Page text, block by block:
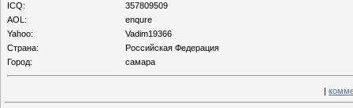
ICQ:
357809509
AOL:
enqure
Yahoo:
Vadim19366
Страна:
Российская Федерация
Город:
самара
|